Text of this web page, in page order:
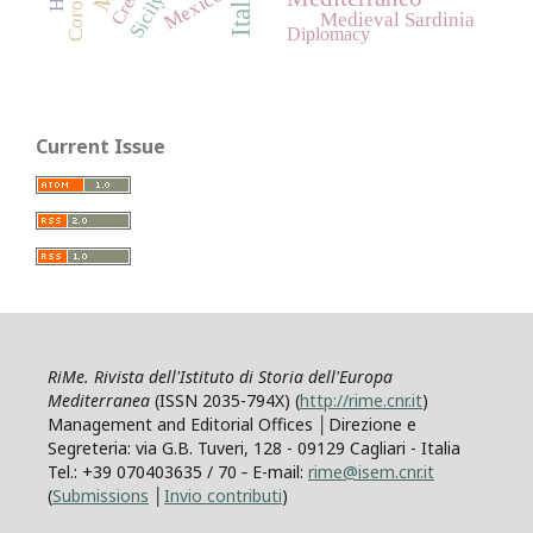
Sicily Medieval Sardinia
Diplomacy
Current Issue
RiMe. Rivista dell'Istituto di Storia dell'Europa
Mediterranea (ISSN 2035-794X) (http://rime.cnr.it)
Management and Editorial Offices │Direzione e
Segreteria: via G.B. Tuveri, 128 - 09129 Cagliari - Italia
Tel.: +39 070403635 / 70 ‐ E-mail: rime@isem.cnr.it
(Submissions Invio contributi)